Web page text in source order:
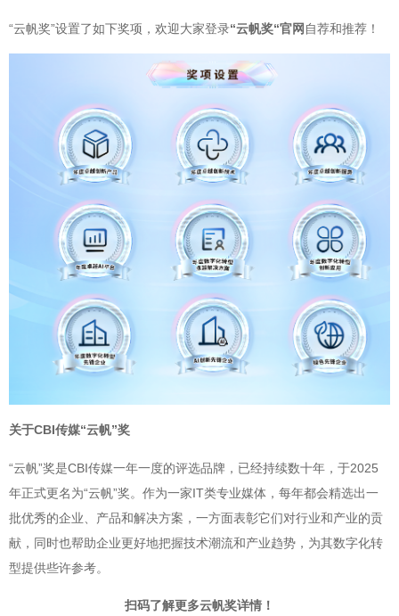
“云帆奖”设置了如下奖项，欢迎大家登录“云帆奖“官网 自荐和推荐！
关于CBI传媒“云帆”奖
“云帆”奖是CBI传媒一年一度的评选品牌，已经持续数十年，于2025
年正式更名为“云帆”奖。作为一家IT类专业媒体，每年都会精选出一
批优秀的企业、产品和解决方案，一方面表彰它们对行业和产业的贡
献，同时也帮助企业更好地把握技术潮流和产业趋势，为其数字化转
型提供些许参考。
扫码了解更多云帆奖详情！